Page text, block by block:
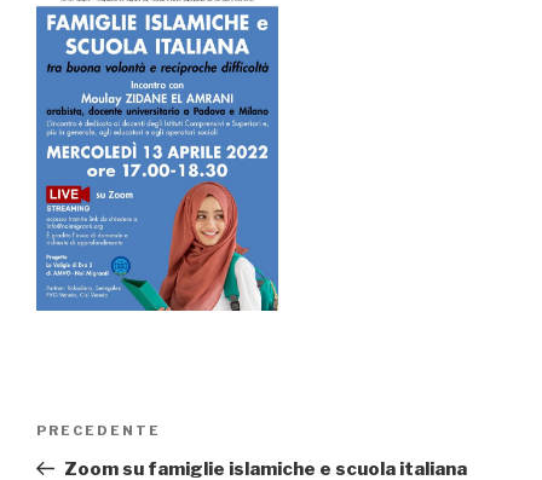
Navigazione
Articolo
precedente:
PRECEDENTE
Zoom su famiglie islamiche e scuola italiana